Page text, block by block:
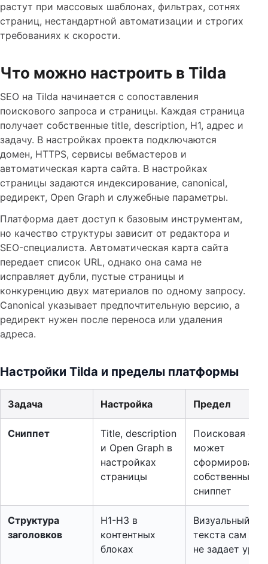
растут при массовых шаблонах, фильтрах, сотнях
страниц, нестандартной автоматизации и строгих
требованиях к скорости.
Что можно настроить в Tilda
SEO на Tilda начинается с сопоставления
поискового запроса и страницы. Каждая страница
получает собственные title, description, H1, адрес и
задачу. В настройках проекта подключаются
домен, HTTPS, сервисы вебмастеров и
автоматическая карта сайта. В настройках
страницы задаются индексирование, canonical,
редирект, Open Graph и служебные параметры.
Платформа дает доступ к базовым инструментам,
но качество структуры зависит от редактора и
SEO-специалиста. Автоматическая карта сайта
передает список URL, однако она сама не
исправляет дубли, пустые страницы и
конкуренцию двух материалов по одному запросу.
Canonical указывает предпочтительную версию, а
редирект нужен после переноса или удаления
адреса.
Настройки Tilda и пределы платформы
Задача Настройка Предел
Сниппет
Title, description
и Open Graph в
настройках
страницы
Поисковая
может
сформировать
собственный
сниппет
Структура
заголовков
H1-H3 в
контентных
блоках
Визуальный
текста сам по
не задает